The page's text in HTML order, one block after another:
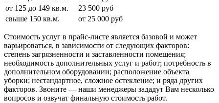
от 125 до 149 кв.м.
23 500 руб
свыше 150 кв.м.
от 25 000 руб
Стоимость услуг в прайс-листе является базовой и может
варьироваться, в зависимости от следующих факторов:
степень загрязненности и заставленности помещения;
необходимость дополнительных услуг и работ; потребность в
дополнительном оборудовании; расположение объекта
уборки; нестандартное, сложное остекление; и ряда других
факторов. Звоните — наши менеджеры зададут Вам несколько
вопросов и озвучат финальную стоимость работ.